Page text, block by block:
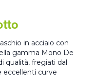
in acciaio con
gamma Mono De
qualità, fregiati dal
eccellenti curve